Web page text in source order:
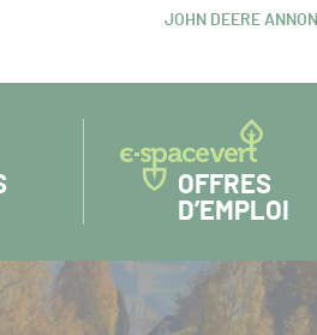
ARTICLE
JOHN DEERE
OFFRES
D’EMPLOI